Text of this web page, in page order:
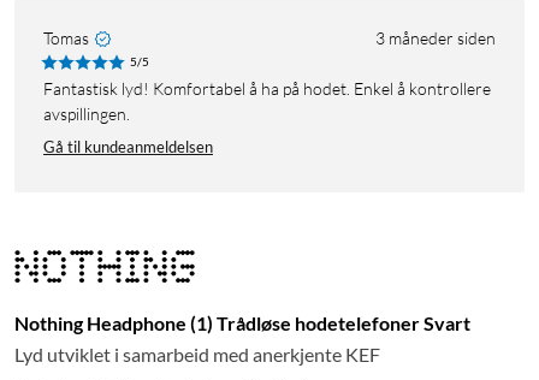
Tomas 3 måneder siden
5/5
Fantastisk lyd! Komfortabel å ha på hodet. Enkel å kontrollere
avspillingen.
Gå til kundeanmeldelsen
Nothing Headphone (1) Trådløse hodetelefoner Svart
Lyd utviklet i samarbeid med anerkjente KEF